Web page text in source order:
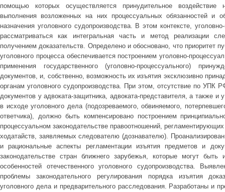
помощью которых осуществляется принудительное
выполнения возложенных на них процессуальных обязанностей и
назначения уголовного судопроизводства. В этом контексте,
рассматриваться как интегральная часть и метод реализации
получением доказательств. Определено и обосновано, что приоритет
уголовного процесса обеспечивается построением уголовно-
применения государственного (уголовно-процессуального)
документов, и, собственно, возможность их изъятия эксклюзивно
органам уголовного судопроизводства. При этом, отсутствие по УПК
документов у адвоката-защитника, адвоката-представителя, а также и
в исходе уголовного дела (подозреваемого, обвиняемого,
ответчика), должно быть компенсировано построением
процессуальном законодательстве правоотношений,
ходатайств, заявляемых следователю (дознавателю).
и рациональные аспекты регламентации изъятия предметов и
законодательстве стран ближнего зарубежья, которые могут
особенностей отечественного уголовного судопроизводства.
проблемы законодательного регулирования порядка изъятия
уголовного дела и предварительного расследования. Разработаны и